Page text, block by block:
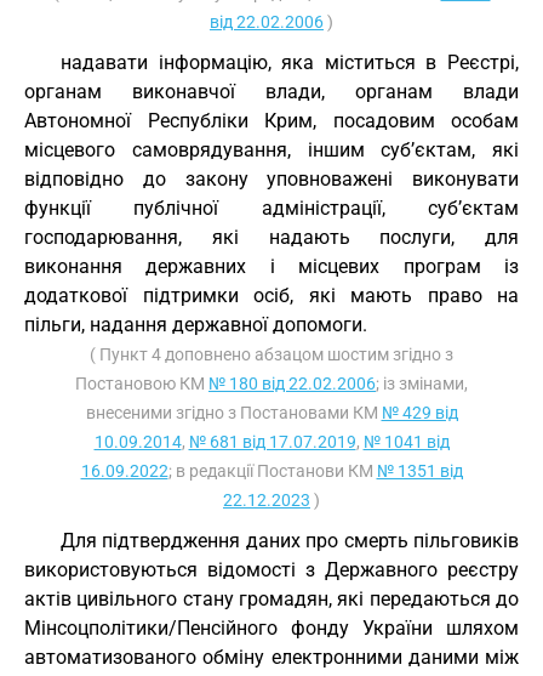
від 22.02.2006)
надавати інформацію, яка міститься в Реєстрі,
органам виконавчої влади, органам влади
Автономної Республіки Крим, посадовим особам
місцевого самоврядування, іншим суб’єктам, які
відповідно до закону уповноважені виконувати
функції публічної адміністрації, суб’єктам
господарювання, які надають послуги, для
виконання державних і місцевих програм із
додаткової підтримки осіб, які мають право на
пільги, надання державної допомоги.
( Пункт 4 доповнено абзацом шостим згідно з
Постановою КМ № 180 від 22.02.2006; із змінами,
внесеними згідно з Постановами КМ № 429 від
10.09.2014, № 681 від 17.07.2019, № 1041 від
16.09.2022; в редакції Постанови КМ № 1351 від
22.12.2023 )
Для підтвердження даних про смерть пільговиків
використовуються відомості з Державного реєстру
актів цивільного стану громадян, які передаються до
Мінсоцполітики/Пенсійного фонду України шляхом
автоматизованого обміну електронними даними між